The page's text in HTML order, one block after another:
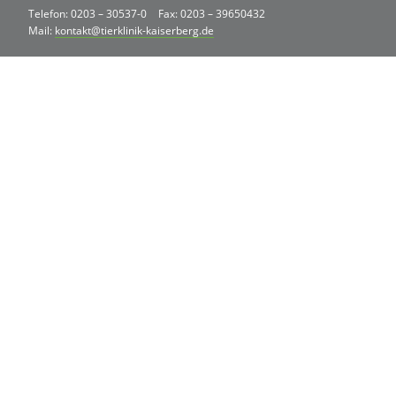
Telefon: 0203 – 30537-0
Fax: 0203 – 39650432
Mail: kontakt@tierklinik-kaiserberg.de